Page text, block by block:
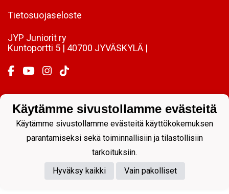
Tietosuojaseloste
JYP Juniorit ry
Kuntoportti 5 | 40700 JYVÄSKYLÄ |
Powered by
Käytämme sivustollamme evästeitä
Käytämme sivustollamme evästeitä käyttökokemuksen
parantamiseksi sekä toiminnallisiin ja tilastollisiin
tarkoituksiin.
Hyväksy kaikki
Vain pakolliset